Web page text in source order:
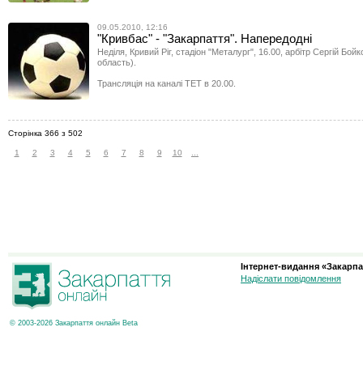
09.05.2010, 12:16
"Кривбас" - "Закарпаття". Напередодні
Неділя, Кривий Ріг, стадіон "Металург", 16.00, арбітр Сергій
область).
Трансляція на каналі ТЕТ в 20.00.
Сторінка 366 з 502
1 2 3 4 5 6 7 8 9 10
© 2003-2026 Закарпаття онлайн Beta
Інтернет-видання
Надіслати повідомлення